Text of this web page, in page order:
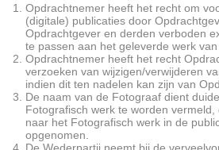
Opdrachtnemer heeft het recht om
(digitale) publicaties door
Opdrachtgever en derden verboden
te passen aan het geleverde werk
Opdrachtnemer heeft het recht
verzoeken van wijzigen/verwijderen
indien dit ten nadelen kan zijn van
De naam van de Fotograaf dient
Fotografisch werk te worden vermeld,
naar het Fotografisch werk in de
opgenomen.